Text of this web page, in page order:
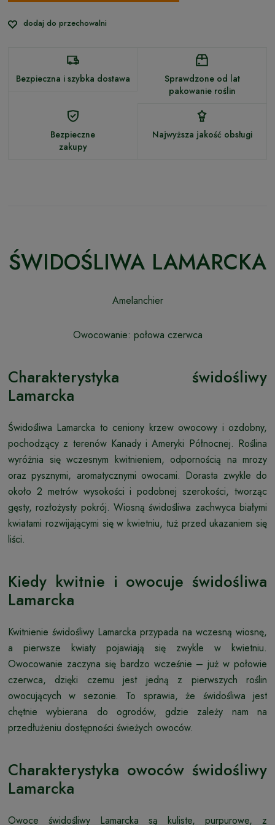
dodaj do przechowalni
Bezpieczna i szybka dostawa
Sprawdzone od lat
pakowanie roślin
Bezpieczne
zakupy
Najwyższa jakość obsługi
ŚWIDOŚLIWA LAMARCKA
Amelanchier
Owocowanie: połowa czerwca
Charakterystyka świdośliwy
Lamarcka
Świdośliwa Lamarcka to ceniony krzew owocowy i ozdobny,
pochodzący z terenów Kanady i Ameryki Północnej. Roślina
wyróżnia się wczesnym kwitnieniem, odpornością na mrozy
oraz pysznymi, aromatycznymi owocami. Dorasta zwykle do
około 2 metrów wysokości i podobnej szerokości, tworząc
gęsty, rozłożysty pokrój. Wiosną świdośliwa zachwyca białymi
kwiatami rozwijającymi się w kwietniu, tuż przed ukazaniem się
liści.
Kiedy kwitnie i owocuje świdośliwa
Lamarcka
Kwitnienie świdośliwy Lamarcka przypada na wczesną wiosnę,
a pierwsze kwiaty pojawiają się zwykle w kwietniu.
Owocowanie zaczyna się bardzo wcześnie – już w połowie
czerwca, dzięki czemu jest jedną z pierwszych roślin
owocujących w sezonie. To sprawia, że świdośliwa jest
chętnie wybierana do ogrodów, gdzie zależy nam na
przedłużeniu dostępności świeżych owoców.
Charakterystyka owoców świdośliwy
Lamarcka
Owoce świdośliwy Lamarcka są kuliste, purpurowe, z